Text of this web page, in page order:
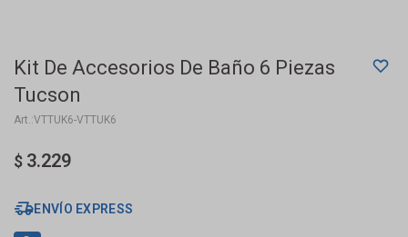
Kit De Accesorios De Baño 6 Piezas
Tucson
VTTUK6-VTTUK6
$ 3.229
ENVÍO EXPRESS